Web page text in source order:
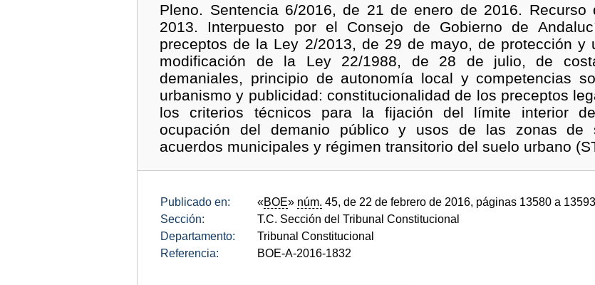
Pleno. Sentencia 6/2016, de 21 de enero de 2016. Recurso
2013. Interpuesto por el Consejo de Gobierno de
preceptos de la Ley 2/2013, de 29 de mayo, de protección y
modificación de la Ley 22/1988, de 28 de julio, de
demaniales, principio de autonomía local y competencias
urbanismo y publicidad: constitucionalidad de los preceptos
los criterios técnicos para la fijación del límite interior
ocupación del demanio público y usos de las zonas de
acuerdos municipales y régimen transitorio del suelo urbano
Publicado en: «BOE» núm. 45, de 22 de febrero de 2016, páginas 13580 a
Sección:
T.C. Sección del Tribunal Constitucional
Departamento:
Tribunal Constitucional
Referencia:
BOE-A-2016-1832